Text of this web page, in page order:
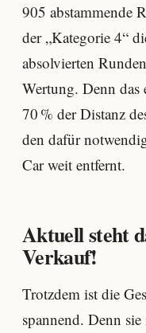
905 abstammende
der „Kategorie 4“
absolvierten
Wertung. Denn
70 % der Distanz
den dafür
Car weit entfernt.
Aktuell steht
Verkauf!
Trotzdem ist die
spannend. Denn